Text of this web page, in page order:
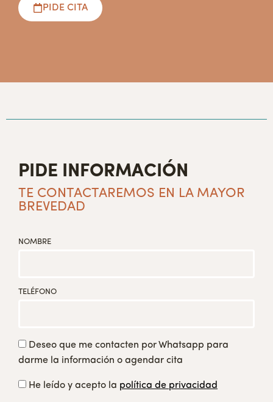
PIDE CITA
PIDE INFORMACIÓN
TE CONTACTAREMOS EN LA MAYOR
BREVEDAD
NOMBRE
TELÉFONO
Deseo que me contacten por Whatsapp para
darme la información o agendar cita
He leído y acepto la política de privacidad